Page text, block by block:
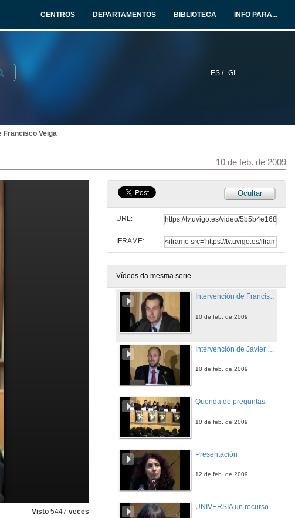
CENTROS DEPARTAMENTOS BIBLIOTECA INFO PARA...
ES / GL
Francisco Veiga
10 de feb. de 2009
Visto 5447 veces
Ocultar
URL:
IFRAME:
Vídeos da mesma serie
O aceso ao emprego na administracón pública:
10 de feb. de 2009
Intervención de Mercedes Iglesias
Intervención de Sara Pellón
10 de feb. de 2009
Intervención de Francisco Veiga
10 de feb. de 2009
10 de feb. de 2009
Quenda de preguntas
10 de feb. de 2009
Presentación
12 de feb. de 2009
UNIVERSIA un recurso para o achegamento ao emprego das/os universitarias/os